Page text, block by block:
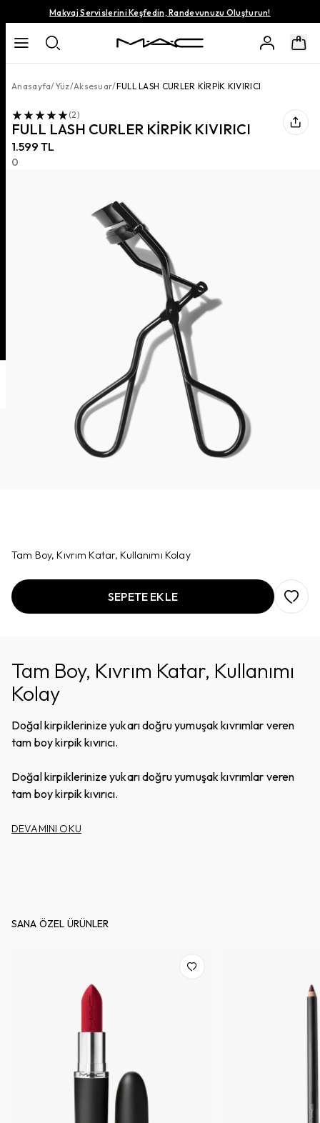
Makyaj Servislerini Keşfedin, Randevunuzu Oluşturun!
Anasayfa/Yüz/Aksesuar/FULL LASH CURLER KİRPİK KIVIRICI
(2)
FULL LASH CURLER KİRPİK KIVIRICI
1.599 TL
0
Tam Boy, Kıvrım Katar, Kullanımı Kolay
SEPETE EKLE
Tam Boy, Kıvrım Katar, Kullanımı
Kolay
Doğal kirpiklerinize yukarı doğru yumuşak kıvrımlar veren
tam boy kirpik kıvırıcı.
Doğal kirpiklerinize yukarı doğru yumuşak kıvrımlar veren
tam boy kirpik kıvırıcı.
DEVAMINI OKU
SANA ÖZEL ÜRÜNLER